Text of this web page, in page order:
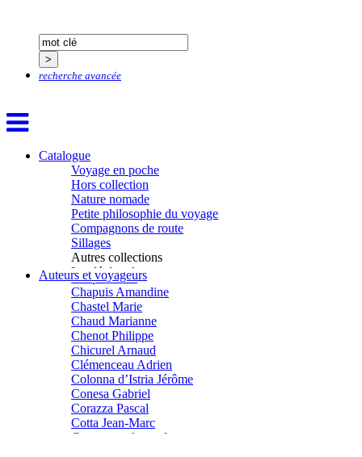
recherche avancée
Catalogue
Voyage en poche
Hors collection
Nature nomade
Petite philosophie du voyage
Compagnons de route
Sillages
Autres collections
La clé des champs
Chemins d’étoiles
Visions
Auteurs et voyageurs
Brès Romain
Buchy Franck
Calvez Tangi
Cann Typhaine
Carbonnaux Stéphan
Caritey Rémi
Carrau Noak
Caufriez Anne
Chérel Guillaume
Chambost Germain
Chapuis Éric
Chapuis Amandine
Chastel Marie
Chaud Marianne
Chenot Philippe
Chicurel Arnaud
Clémenceau Adrien
Colonna d’Istria Jérôme
Conesa Gabriel
Corazza Pascal
Cotta Jean-Marc
Cousergue Arnaud